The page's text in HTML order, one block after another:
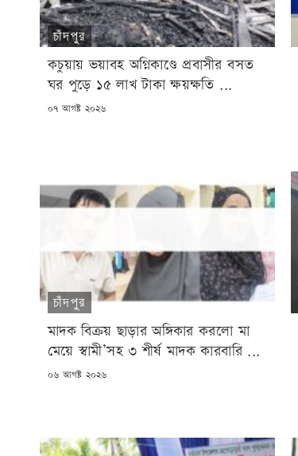
চাঁদপুর
কচুয়ায় ভয়াবহ অগ্নিকাণ্ডে প্রবাসীর বসত
ঘর পুড়ে ১৫ লাখ টাকা ক্ষয়ক্ষতি ...
POSTED
০৭ আগষ্ট ২০২৬
চাঁদপুর
মাদক বিক্রয় ছাড়ার অঙ্গিকার করলো মা
মেয়ে স্বামী’সহ ৩ শীর্ষ মাদক কারবারি ...
POSTED
০৬ আগষ্ট ২০২৬